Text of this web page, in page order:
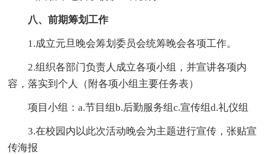
八、前期筹划工作
1.成立元旦晚会筹划委员会统筹晚会各项工作。
2.组织各部门负责人成立各项小组，并宣讲各项内
容，落实到个人（附各项小组主要任务表）
项目小组：a.节目组b.后勤服务组c.宣传组d.礼仪组
3.在校园内以此次活动晚会为主题进行宣传，张贴宣
传海报